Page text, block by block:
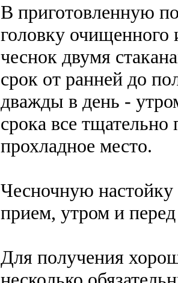
В приготовленную
головку очищенного
чеснок двумя
срок от ранней до
дважды в день -
срока все тщательно
прохладное место.
Чесночную
прием, утром и
Для получения